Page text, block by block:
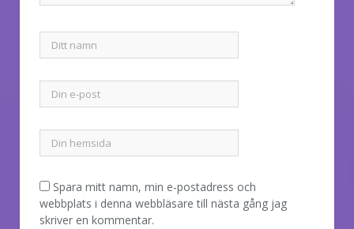
Spara mitt namn, min e-postadress och
webbplats i denna webbläsare till nästa gång jag
skriver en kommentar.